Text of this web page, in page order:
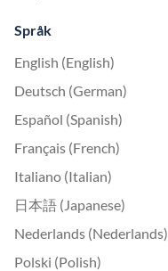
Språk
English (English)
Deutsch (German)
Español (Spanish)
Français (French)
Italiano (Italian)
日本語 (Japanese)
Nederlands (Nederlands)
Polski (Polish)